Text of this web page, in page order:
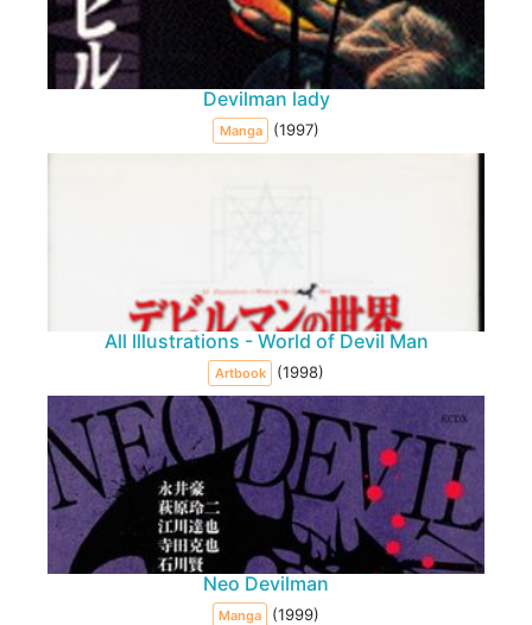
Devilman lady
Manga (1997)
All Illustrations - World of Devil Man
Artbook (1998)
Neo Devilman
Manga (1999)